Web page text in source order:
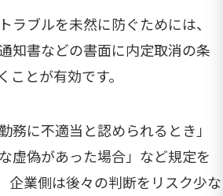
ラブルを未然に防ぐためには、
知書などの書面に内定取消の条
ことが有効です。
務に不適当と認められるとき」
虚偽があった場合」など規定を
企業側は後々の判断をリスク少な